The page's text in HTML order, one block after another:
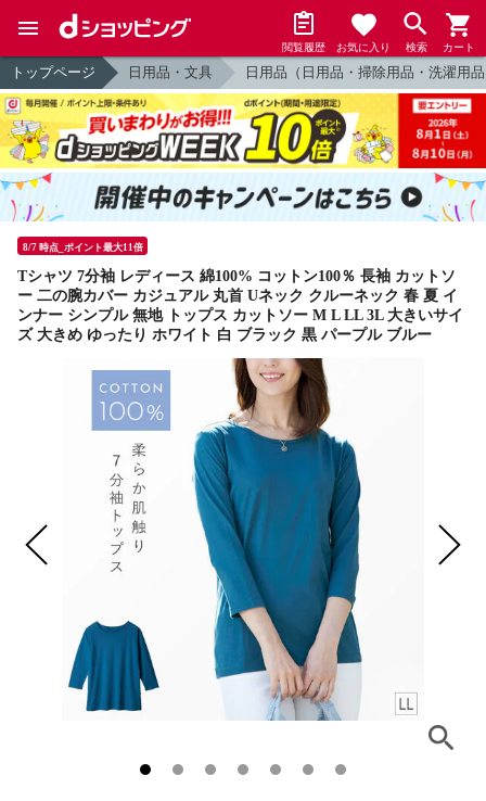
閲覧履歴 お気に入り 検索 カート
トップページ 日用品・文具 日用品（日用品・掃除用品・洗濯用
8/7 時点_ポイント最大11倍
Tシャツ 7分袖 レディース 綿100% コットン100％ 長袖 カットソ
ー 二の腕カバー カジュアル 丸首 Uネック クルーネック 春 夏 イ
ンナー シンプル 無地 トップス カットソー M L LL 3L 大きいサイ
ズ 大きめ ゆったり ホワイト 白 ブラック 黒 パープル ブルー